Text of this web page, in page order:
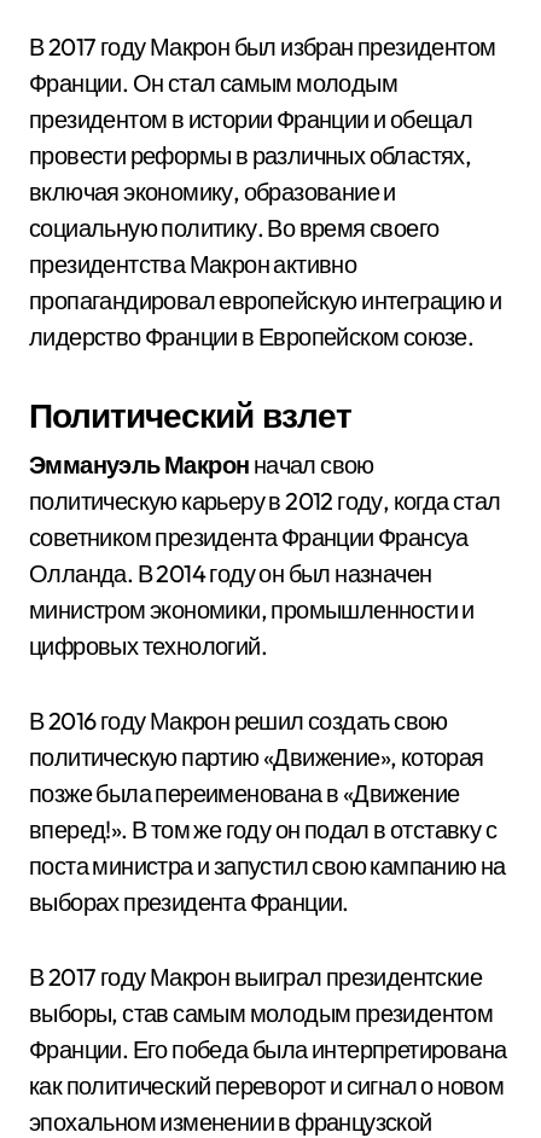
В 2017 году Макрон был избран президентом
Франции. Он стал самым молодым
президентом в истории Франции и обещал
провести реформы в различных областях,
включая экономику, образование и
социальную политику. Во время своего
президентства Макрон активно
пропагандировал европейскую интеграцию и
лидерство Франции в Европейском союзе.
Политический взлет
Эммануэль Макрон начал свою
политическую карьеру в 2012 году, когда стал
советником президента Франции Франсуа
Олланда. В 2014 году он был назначен
министром экономики, промышленности и
цифровых технологий.
В 2016 году Макрон решил создать свою
политическую партию «Движение», которая
позже была переименована в «Движение
вперед!». В том же году он подал в отставку с
поста министра и запустил свою кампанию на
выборах президента Франции.
В 2017 году Макрон выиграл президентские
выборы, став самым молодым президентом
Франции. Его победа была интерпретирована
как политический переворот и сигнал о новом
эпохальном изменении в французской